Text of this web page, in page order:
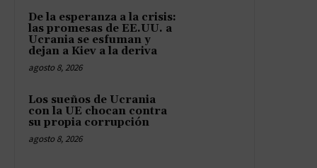
De la esperanza a la crisis:
las promesas de EE.UU. a
Ucrania se esfuman y
dejan a Kiev a la deriva
agosto 8, 2026
Los sueños de Ucrania
con la UE chocan contra
su propia corrupción
agosto 8, 2026